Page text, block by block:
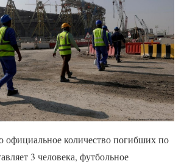
официальное количество погибших по
3 человека, футбольное